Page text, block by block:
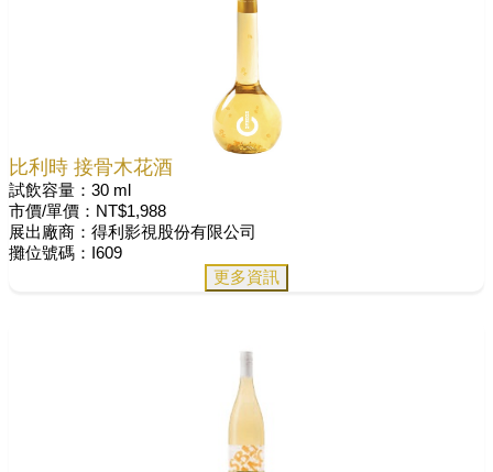
比利時 接骨木花酒
試飲容量：30 ml
市價/單價：NT$1,988
展出廠商：得利影視股份有限公司
攤位號碼：I609
更多資訊